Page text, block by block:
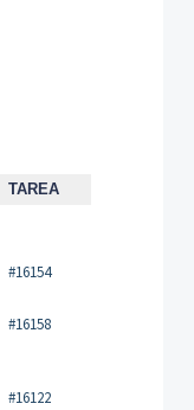
TAREA
#16154
#16158
#16122